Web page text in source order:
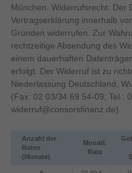
Touchscreen
Blende
Kürzeste Verschlusszeit 1/
Längste Verschlusszeit 4 s
Blitz
Blitzreichweite (Weitwinkel)
Blitz-Modi
München. Widerrufsrecht: Der
Vertragserklärung innerhalb
Gründen widerrufen. Zur
rechtzeitige Absendung des
einem dauerhaften
erfolgt. Der Widerruf ist zu
Niederlassung Deutschland,
(Fax: 02 03/34 69 54-09; Tel.:
widerruf@consorsfinanz.de).
Anzahl der
Raten
(Monate)
Monatl.
Rate